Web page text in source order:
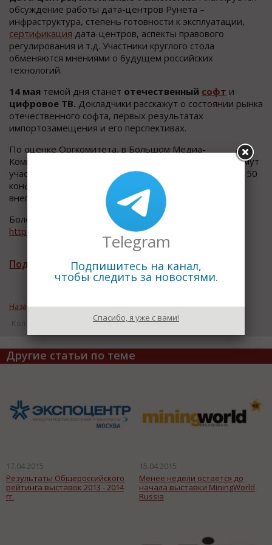
обсуждение работы дата-центров Рунета –
инфраструктура, степень готовности к эксплуатации,
сертификация дата-центров, аспекты правового
регулирования и т.д. Участники круглого стола
обменяются мнениями о будущем российских
технологий.
14 мая темой дня станет отечественный софт и
цифровое ТВ. Докладчики расскажут о состоянии рынка
отечественного софта, первых результатах
импортозамещения и его перспективах.
По оценке Оргкомитета, в Большом Медиа-
Коммуникационном Форуме за 3 дня его работы примут
участие около 5000 человек, будет проведено около 50
конференционных мероприятий, десятки
внепрограммных мероприятий и акций.
Более подробная информация на сайте форума:
http://mcf.moscow/
Подписаться на рассылку новостей
Назад к рубрике «Пресс релизы выставок, форумов»
Кол-во просмотров: 17351
Другие статьи по теме
17.04.2015
Результаты Общероссийского
рейтинга выставок 2013 - 2014
гг.
15.04.2015
Менее недели остается до
начала выставки MiningWorld
Russia
Telegram
Подпишитесь на канал,
чтобы следить за новостями.
Спасибо, я уже с вами!